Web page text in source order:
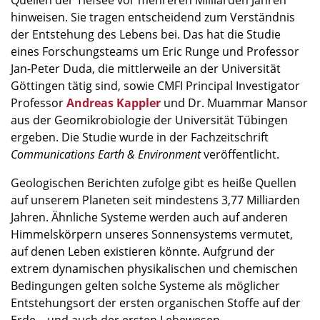
hinweisen. Sie tragen entscheidend zum Verständnis
der Entstehung des Lebens bei. Das hat die Studie
eines Forschungsteams um Eric Runge und Professor
Jan-Peter Duda, die mittlerweile an der Universität
Göttingen tätig sind, sowie CMFI Principal Investigator
ProfessorAndreas Kappler und Dr. Muammar Mansor
aus der Geomikrobiologie der Universität Tübingen
ergeben. Die Studie wurde in der Fachzeitschrift
Communications Earth & Environmentveröffentlicht.
Geologischen Berichten zufolge gibt es heiße Quellen
auf unserem Planeten seit mindestens 3,77 Milliarden
Jahren. Ähnliche Systeme werden auch auf anderen
Himmelskörpern unseres Sonnensystems vermutet,
auf denen Leben existieren könnte. Aufgrund der
extrem dynamischen physikalischen und chemischen
Bedingungen gelten solche Systeme als möglicher
Entstehungsort der ersten organischen Stoffe auf der